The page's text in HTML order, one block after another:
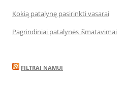
Kokią patalynę pasirinkti vasarai
Pagrindiniai patalynės išmatavimai
FILTRAI NAMUI